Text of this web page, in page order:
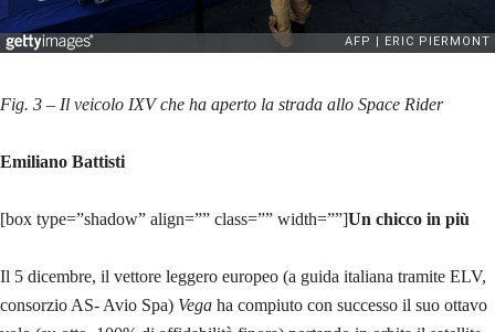
Fig. 3 – Il veicolo IXV che ha aperto la strada allo Space Rider
Emiliano Battisti
[box type=”shadow” align=”” class=”” width=””]Un chicco in più
Il 5 dicembre, il vettore leggero europeo (a guida italiana tramite ELV,
consorzio AS- Avio Spa) Vega ha compiuto con successo il suo ottavo